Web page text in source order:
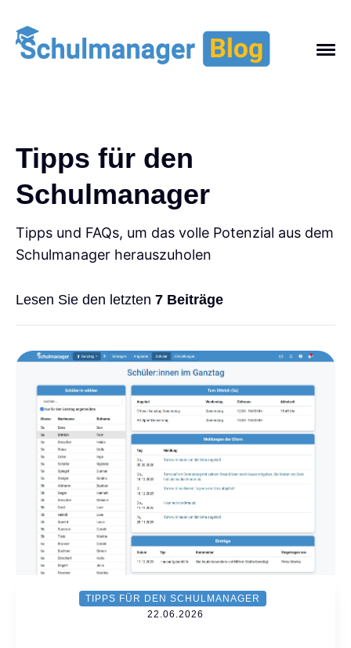
Tipps für den
Schulmanager
Tipps und FAQs, um das volle Potenzial aus dem
Schulmanager herauszuholen
Lesen Sie den letzten 7 Beiträge
TIPPS FÜR DEN SCHULMANAGER
22.06.2026
Themen
NEU IM SCHULMANAGER
WEBINARE & VERANSTALTUNGEN
TIPPS FÜR DEN SCHULMANAGER